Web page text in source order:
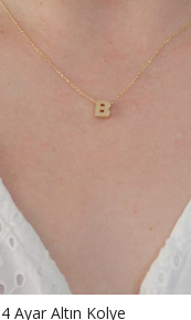
Ayar Altın Kolye